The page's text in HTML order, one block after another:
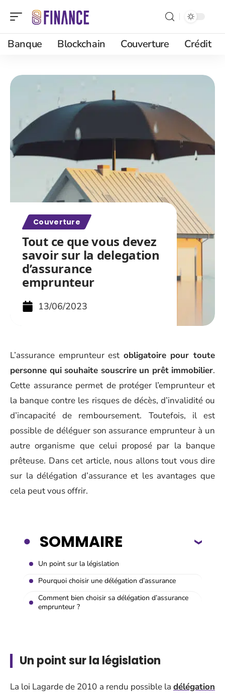
Banque Blockchain Couverture Crédit
Couverture
Tout ce que vous devez
savoir sur la delegation
d’assurance
emprunteur
13/06/2023
L’assurance emprunteur est obligatoire pour toute
personne qui souhaite souscrire un prêt immobilier.
Cette assurance permet de protéger l’emprunteur et
la banque contre les risques de décès, d’invalidité ou
d’incapacité de remboursement. Toutefois, il est
possible de déléguer son assurance emprunteur à un
autre organisme que celui proposé par la banque
prêteuse. Dans cet article, nous allons tout vous dire
sur la délégation d’assurance et les avantages que
cela peut vous offrir.
SOMMAIRE
Un point sur la législation
Pourquoi choisir une délégation d’assurance
Comment bien choisir sa délégation d’assurance
emprunteur ?
Un point sur la législation
La loi Lagarde de 2010 a rendu possible la délégation